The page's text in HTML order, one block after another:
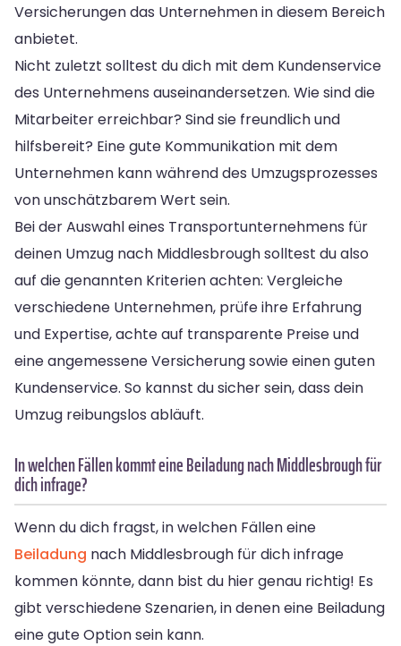
Versicherungen das Unternehmen in diesem Bereich
anbietet.
Nicht zuletzt solltest du dich mit dem Kundenservice
des Unternehmens auseinandersetzen. Wie sind die
Mitarbeiter erreichbar? Sind sie freundlich und
hilfsbereit? Eine gute Kommunikation mit dem
Unternehmen kann während des Umzugsprozesses
von unschätzbarem Wert sein.
Bei der Auswahl eines Transportunternehmens für
deinen Umzug nach Middlesbrough solltest du also
auf die genannten Kriterien achten: Vergleiche
verschiedene Unternehmen, prüfe ihre Erfahrung
und Expertise, achte auf transparente Preise und
eine angemessene Versicherung sowie einen guten
Kundenservice. So kannst du sicher sein, dass dein
Umzug reibungslos abläuft.
In welchen Fällen kommt eine Beiladung nach Middlesbrough für
dich infrage?
Wenn du dich fragst, in welchen Fällen eine
Beiladung nach Middlesbrough für dich infrage
kommen könnte, dann bist du hier genau richtig! Es
gibt verschiedene Szenarien, in denen eine Beiladung
eine gute Option sein kann.